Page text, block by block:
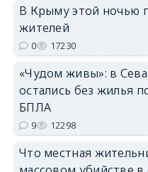
В Крыму этой ночью
жителей
0 17230
«Чудом живы»: в
остались без жилья
БПЛА
9 12298
Что местная